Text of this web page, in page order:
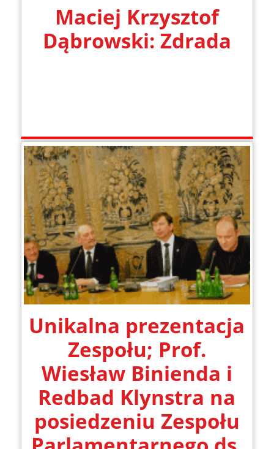
Maciej Krzysztof
Dąbrowski: Zdrada
Unikalna prezentacja
Zespołu; Prof.
Wiesław Binienda i
Redbad Klynstra na
posiedzeniu Zespołu